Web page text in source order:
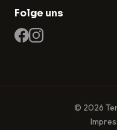
Folge uns
© 2026